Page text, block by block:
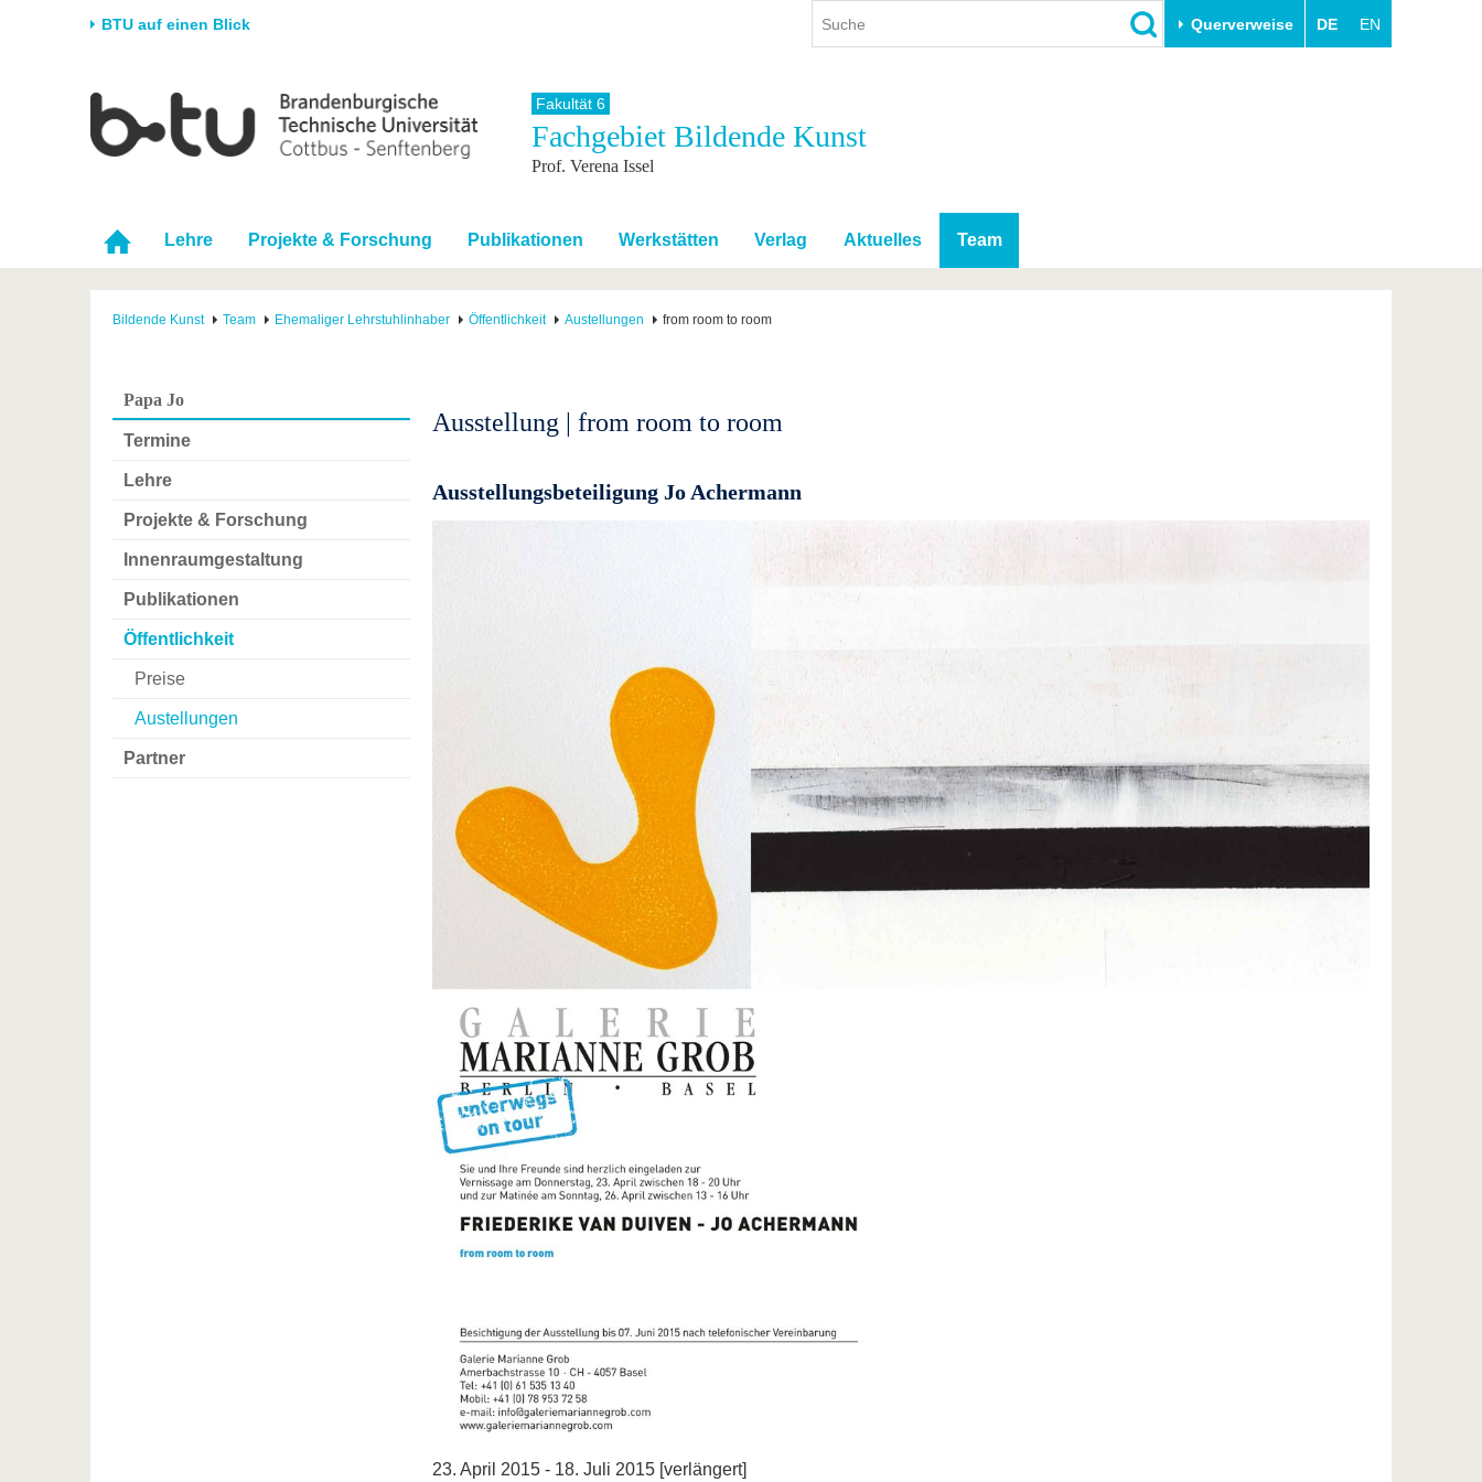
BTU auf einen Blick Querverweise DE EN
Universität
Karriere & Engagement
Partnerschaften &
Strukturwandel
Forschung
Förderung
Wissenschaftlicher
Nachwuchs
Studium
Studienangebot
Im Studium
Nach dem Studium
International
Internationales Profil
Mit der BTU ins Ausland
Für internationale
Studierende
Kontakt
Weiterbildung
Innovative Transferprojekte
BTU & Region erleben
Fakultät 6
Fachgebiet Bildende Kunst
Prof. Verena Issel
Lehre Projekte & Forschung Publikationen Werkstätten Verlag Aktuelles Team
Bildende Kunst Team Ehemaliger Lehrstuhlinhaber Öffentlichkeit Austellungen from room to room
Papa Jo
Termine
Lehre
Projekte & Forschung
Innenraumgestaltung
Publikationen
Öffentlichkeit
Preise
Austellungen
Partner
Ausstellung | from room to room
Ausstellungsbeteiligung Jo Achermann
23. April 2015 - 18. Juli 2015 [verlängert]